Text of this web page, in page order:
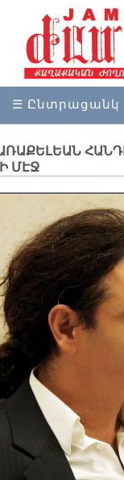
☰ Ընտրացանկ
ՄԷՋ